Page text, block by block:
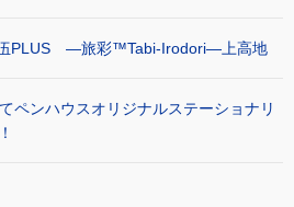
伍PLUS ―旅彩™Tabi-Irodori―上高地
ペンハウスオリジナルステーショナリ